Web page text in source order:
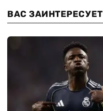
ВАС ЗАИНТЕРЕСУЕТ